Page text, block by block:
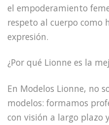
el empoderamiento
respeto al cuerpo
expresión.
¿Por qué Lionne es la
En Modelos Lionne, no
modelos: formamos
con visión a largo plazo